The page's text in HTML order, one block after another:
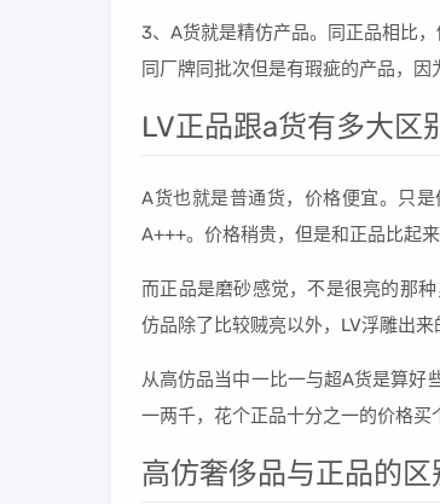
3、A货就是精仿产品。同正品相比
同厂牌同批次但是有瑕疵的产品，因
LV正品跟a货有多大区
A货也就是普通货，价格便宜。只
A+++。价格稍贵，但是和正品比起
而正品是磨砂感觉，不是很亮的那
仿品除了比较贼亮以外，LV浮雕出
从高仿品当中一比一与超A货是算好
一两千，花个正品十分之一的价格买
高仿奢侈品与正品的区